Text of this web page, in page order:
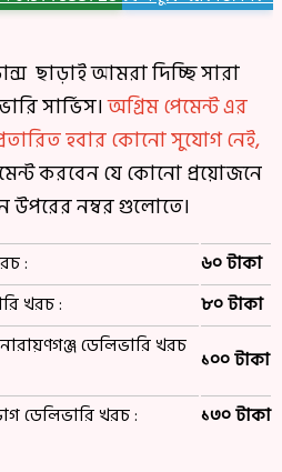
ছাড়াই আমরা দিচ্ছি সারা
সার্ভিস।অগ্রিম পেমেন্ট এর
হবার কোনো সুযোগ নেই,
করবেন যে কোনো প্রয়োজনে
নম্বর গুলোতে।
:
৬০ টাকা
খরচ :
৮০ টাকা
ডেলিভারি খরচ ১০০ টাকা
ডেলিভারি খরচ :
১৩০ টাকা